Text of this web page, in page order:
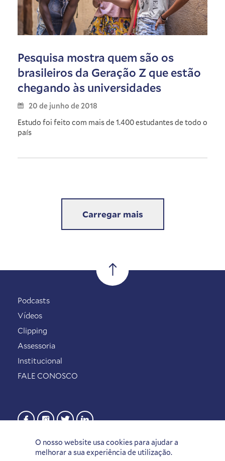
Pesquisa mostra quem são os
brasileiros da Geração Z que estão
chegando às universidades
20 de junho de 2018
Estudo foi feito com mais de 1.400 estudantes de todo o
país
Carregar mais
O nosso website usa cookies para ajudar a
melhorar a sua experiência de utilização.
Podcasts
Vídeos
Clipping
Assessoria
Institucional
FALE CONOSCO